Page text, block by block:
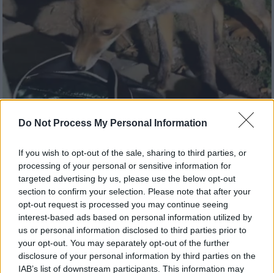
Do Not Process My Personal Information
If you wish to opt-out of the sale, sharing to third parties, or
processing of your personal or sensitive information for
targeted advertising by us, please use the below opt-out
section to confirm your selection. Please note that after your
opt-out request is processed you may continue seeing
interest-based ads based on personal information utilized by
us or personal information disclosed to third parties prior to
your opt-out. You may separately opt-out of the further
disclosure of your personal information by third parties on the
IAB’s list of downstream participants. This information may
Αλεπού στην Πετρούπολη... πάλεψε με
κοπέλα για να της αρπάξει τσάντα με
κρουασάν!
Δεν θα πρέπει να μας προκαλεί έκπληξη το
ότι άγρια ζώα έρχονται όλο και πιο κοντά
μας στις πόλεις, στην προσπάθειά τους να
βρουν τροφή